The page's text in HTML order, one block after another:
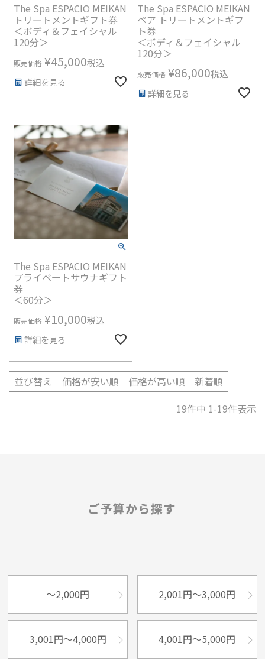
The Spa ESPACIO MEIKAN
トリートメントギフト券
＜ボディ＆フェイシャル
120分＞
販売価格 ¥45,000税込
詳細を見る
The Spa ESPACIO MEIKAN
ペア トリートメントギフ
ト券
＜ボディ＆フェイシャル
120分＞
販売価格 ¥86,000税込
詳細を見る
The Spa ESPACIO MEIKAN
プライベートサウナギフト
券
＜60分＞
販売価格 ¥10,000税込
詳細を見る
並び替え 価格が安い順 価格が高い順
新着順
19件中 1-19件表示
～2,000円 2,001円～3,000円
3,001円～4,000円 4,001円～5,000円